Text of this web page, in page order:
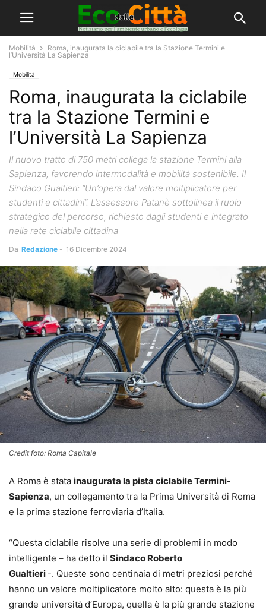
Mobilità
Roma, inaugurata la ciclabile tra la Stazione Termini e
l’Università La Sapienza
Mobilità
Roma, inaugurata la ciclabile
tra la Stazione Termini e
l’Università La Sapienza
Il nuovo tratto di 750 metri collega la stazione Termini alla
Sapienza, favorendo intermodalità e mobilità sostenibile. Il
Sindaco Gualtieri: “Un’opera dal valore moltiplicatore per
studenti e cittadini”. L’assessore Patanè sottolinea il ruolo
strategico del percorso, richiesto dagli studenti e integrato
nella rete ciclabile cittadina
Da Redazione - 16 Dicembre 2024
Credit foto: Roma Capitale
A Roma è stata inaugurata la pista ciclabile Termini-
Sapienza, un collegamento tra la Prima Università di Roma
e la prima stazione ferroviaria d’Italia.
“Questa ciclabile risolve una serie di problemi in modo
intelligente – ha detto il Sindaco Roberto
Gualtieri -. Queste sono centinaia di metri preziosi perché
hanno un valore moltiplicatore molto alto: questa è la più
grande università d’Europa, quella è la più grande stazione